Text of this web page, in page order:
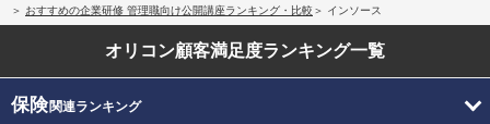
おすすめの企業研修 管理職向け公開講座ランキング・比較
インソース
オリコン顧客満足度ランキング一覧
保険関連ランキング